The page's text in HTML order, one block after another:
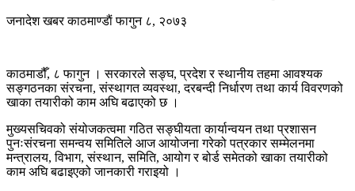
जनादेश खबरकाठमाण्डाैंफागुन ८, २०७३
काठमाडौँ, ८ फागुन । सरकारले सङ्घ, प्रदेश र स्थानीय तहमा आवश्यक
सङ्गठनका संरचना, संस्थागत व्यवस्था, दरबन्दी निर्धारण तथा कार्य विवरणको
खाका तयारीको काम अघि बढाएको छ ।
मुख्यसचिवको संयोजकत्वमा गठित सङ्घीयता कार्यान्वयन तथा प्रशासन
पुनःसंरचना समन्वय समितिले आज आयोजना गरेको पत्रकार सम्मेलनमा
मन्त्रालय, विभाग, संस्थान, समिति, आयोग र बोर्ड समेतको खाका तयारीको
काम अघि बढाइएको जानकारी गराइयो ।